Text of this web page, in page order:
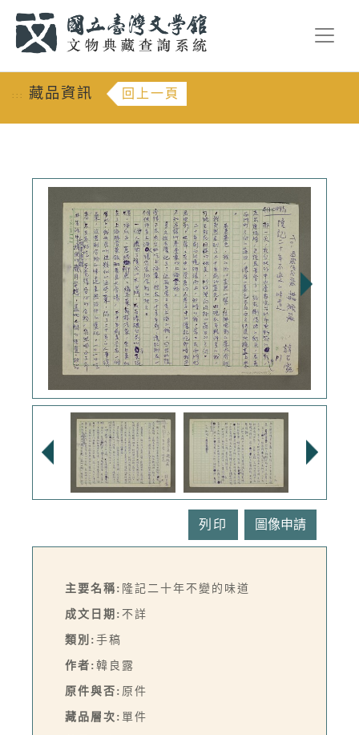
::: 藏品資訊 回上一頁
列印
主要名稱: 隆記二十年不變的味道
成文日期: 不詳
類別: 手稿
作者: 韓良露
原件與否: 原件
藏品層次: 單件